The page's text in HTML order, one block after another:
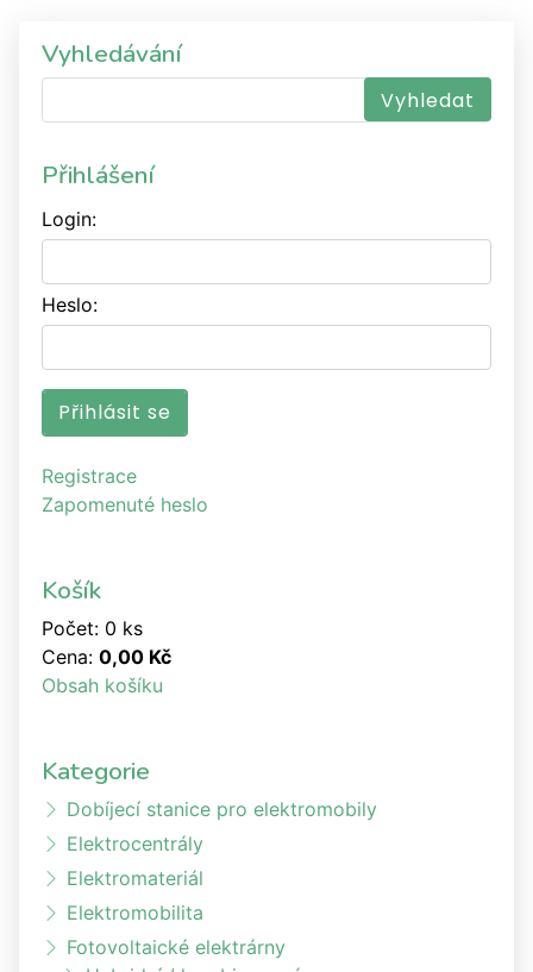
Vyhledávání
Přihlášení
Login:
Heslo:
Registrace
Zapomenuté heslo
Košík
Počet: 0 ks
Cena: 0,00 Kč
Obsah košíku
Kategorie
Dobíjecí stanice pro elektromobily
Elektrocentrály
Elektromateriál
Elektromobilita
Fotovoltaické elektrárny